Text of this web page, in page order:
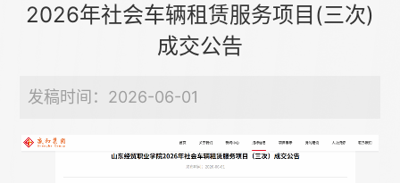
2026年社会车辆租赁服务项目(三次)
成交公告
发稿时间：2026-06-01